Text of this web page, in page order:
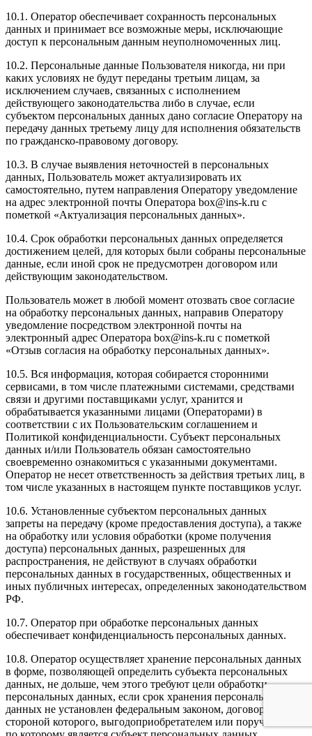
10.1. Оператор обеспечивает сохранность персональных
данных и принимает все возможные меры, исключающие
доступ к персональным данным неуполномоченных лиц.
10.2. Персональные данные Пользователя никогда, ни при
каких условиях не будут переданы третьим лицам, за
исключением случаев, связанных с исполнением
действующего законодательства либо в случае, если
субъектом персональных данных дано согласие Оператору на
передачу данных третьему лицу для исполнения обязательств
по гражданско-правовому договору.
10.3. В случае выявления неточностей в персональных
данных, Пользователь может актуализировать их
самостоятельно, путем направления Оператору уведомление
на адрес электронной почты Оператора box@ins-k.ru с
пометкой «Актуализация персональных данных».
10.4. Срок обработки персональных данных определяется
достижением целей, для которых были собраны персональные
данные, если иной срок не предусмотрен договором или
действующим законодательством.
Пользователь может в любой момент отозвать свое согласие
на обработку персональных данных, направив Оператору
уведомление посредством электронной почты на
электронный адрес Оператора box@ins-k.ru с пометкой
«Отзыв согласия на обработку персональных данных».
10.5. Вся информация, которая собирается сторонними
сервисами, в том числе платежными системами, средствами
связи и другими поставщиками услуг, хранится и
обрабатывается указанными лицами (Операторами) в
соответствии с их Пользовательским соглашением и
Политикой конфиденциальности. Субъект персональных
данных и/или Пользователь обязан самостоятельно
своевременно ознакомиться с указанными документами.
Оператор не несет ответственность за действия третьих лиц, в
том числе указанных в настоящем пункте поставщиков услуг.
10.6. Установленные субъектом персональных данных
запреты на передачу (кроме предоставления доступа), а также
на обработку или условия обработки (кроме получения
доступа) персональных данных, разрешенных для
распространения, не действуют в случаях обработки
персональных данных в государственных, общественных и
иных публичных интересах, определенных законодательством
РФ.
10.7. Оператор при обработке персональных данных
обеспечивает конфиденциальность персональных данных.
10.8. Оператор осуществляет хранение персональных данных
в форме, позволяющей определить субъекта персональных
данных, не дольше, чем этого требуют цели обработки
персональных данных, если срок хранения персональных
данных не установлен федеральным законом, договором,
стороной которого, выгодоприобретателем или поручителем